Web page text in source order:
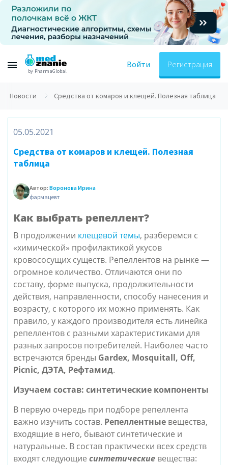
by PharmaGlobal
Войти Регистрация
Новости Средства от комаров и клещей. Полезная таблица
05.05.2021
Средства от комаров и клещей. Полезная
таблица
Автор: Воронова Ирина
фармацевт
Как выбрать репеллент?
В продолжении клещевой темы, разберемся с
«химической» профилактикой укусов
кровососущих существ. Репеллентов на рынке —
огромное количество. Отличаются они по
составу, форме выпуска, продолжительности
действия, направленности, способу нанесения и
возрасту, с которого их можно применять. Как
правило, у каждого производителя есть линейка
репеллентов с разными характеристиками для
разных запросов потребителей. Наиболее часто
встречаются бренды Gardex, Mosquitall, Off,
Picnic, ДЭТА, Рефтамид.
Изучаем состав: синтетические компоненты
В первую очередь при подборе репеллента
важно изучить состав. Репеллентные вещества,
входящие в него, бывают синтетические и
натуральные. В состав практически всех средств
входят следующие синтетические вещества: